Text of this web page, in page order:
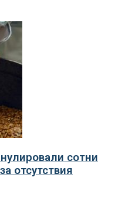
сотни
отсутствия